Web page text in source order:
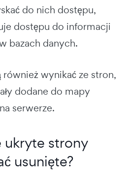
do nich dostępu,
dostępu do informacji
bazach danych.
wynikać ze stron,
dodane do mapy
serwerze.
ukryte strony
usunięte?